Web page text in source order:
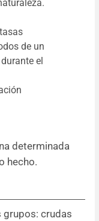
de un
el
determinada
hecho.
grupos: crudas